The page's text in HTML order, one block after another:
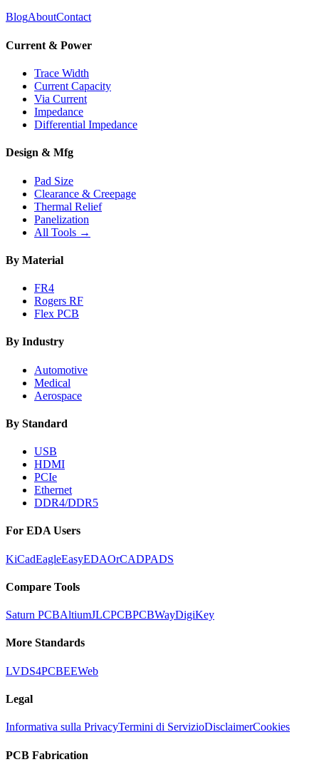
BlogAboutContact
Current & Power
Trace Width
Current Capacity
Via Current
Impedance
Differential Impedance
Design & Mfg
Pad Size
Clearance & Creepage
Thermal Relief
Panelization
All Tools →
By Material
FR4
Rogers RF
Flex PCB
By Industry
Automotive
Medical
Aerospace
By Standard
USB
HDMI
PCIe
Ethernet
DDR4/DDR5
For EDA Users
KiCadEagleEasyEDAOrCADPADS
Compare Tools
Saturn PCBAltiumJLCPCBPCBWayDigiKey
More Standards
LVDS4PCBEEWeb
Legal
Informativa sulla PrivacyTermini di ServizioDisclaimerCookies
PCB Fabrication